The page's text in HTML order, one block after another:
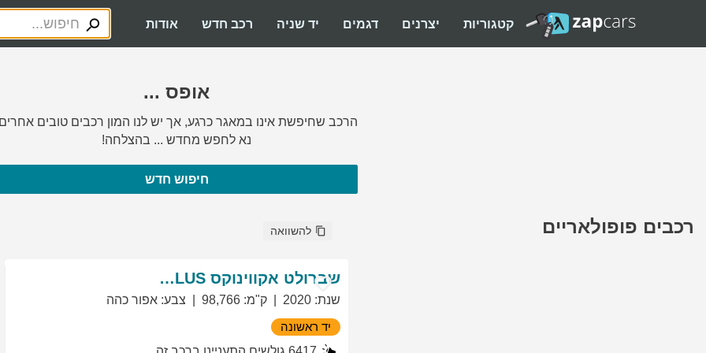
קטגוריות יצרנים דגמים יד שניה רכב חדש אודות
אופס ...
הרכב שחיפשת אינו במאגר כרגע, אך יש לנו המון רכבים טובים
נא לחפש מחדש ... בהצלחה!
חיפוש חדש
רכבים פופולאריים להשוואה
שברולט אקווינוקס LT PLUS
שנת:
2020 ק"מ:
98,766 צבע: אפור כהה
יד ראשונה